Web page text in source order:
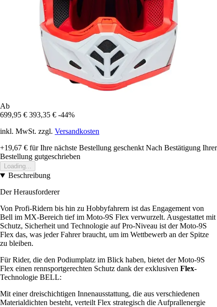
Ab
699,95 € 393,35 € -44%
inkl. MwSt. zzgl. Versandkosten
+19,67 € für Ihre nächste Bestellung geschenkt Nach Bestätigung Ihrer
Bestellung gutgeschrieben
Loading...
Beschreibung
Der Herausforderer
Von Profi-Ridern bis hin zu Hobbyfahrern ist das Engagement von
Bell im MX-Bereich tief im Moto-9S Flex verwurzelt. Ausgestattet mit
Schutz, Sicherheit und Technologie auf Pro-Niveau ist der Moto-9S
Flex das, was jeder Fahrer braucht, um im Wettbewerb an der Spitze
zu bleiben.
Für Rider, die den Podiumplatz im Blick haben, bietet der Moto-9S
Flex einen rennsportgerechten Schutz dank der exklusiven Flex-
Technologie BELL:
Mit einer dreischichtigen Innenausstattung, die aus verschiedenen
Materialdichten besteht, verteilt Flex strategisch die Aufprallenergie